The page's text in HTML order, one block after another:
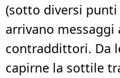
(sotto diversi punti
arrivano
contraddittori. Da
capirne la sottile